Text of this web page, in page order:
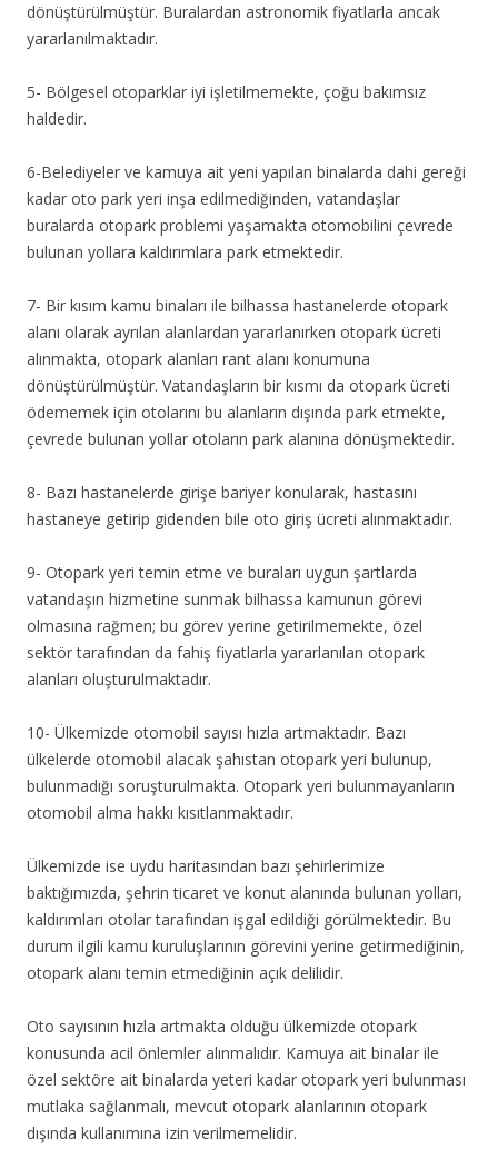
dönüştürülmüştür. Buralardan astronomik fiyatlarla ancak
yararlanılmaktadır.
5- Bölgesel otoparklar iyi işletilmemekte, çoğu bakımsız
haldedir.
6-Belediyeler ve kamuya ait yeni yapılan binalarda dahi gereği
kadar oto park yeri inşa edilmediğinden, vatandaşlar
buralarda otopark problemi yaşamakta otomobilini çevrede
bulunan yollara kaldırımlara park etmektedir.
7- Bir kısım kamu binaları ile bilhassa hastanelerde otopark
alanı olarak ayrılan alanlardan yararlanırken otopark ücreti
alınmakta, otopark alanları rant alanı konumuna
dönüştürülmüştür. Vatandaşların bir kısmı da otopark ücreti
ödememek için otolarını bu alanların dışında park etmekte,
çevrede bulunan yollar otoların park alanına dönüşmektedir.
8- Bazı hastanelerde girişe bariyer konularak, hastasını
hastaneye getirip gidenden bile oto giriş ücreti alınmaktadır.
9- Otopark yeri temin etme ve buraları uygun şartlarda
vatandaşın hizmetine sunmak bilhassa kamunun görevi
olmasına rağmen; bu görev yerine getirilmemekte, özel
sektör tarafından da fahiş fiyatlarla yararlanılan otopark
alanları oluşturulmaktadır.
10- Ülkemizde otomobil sayısı hızla artmaktadır. Bazı
ülkelerde otomobil alacak şahıstan otopark yeri bulunup,
bulunmadığı soruşturulmakta. Otopark yeri bulunmayanların
otomobil alma hakkı kısıtlanmaktadır.
Ülkemizde ise uydu haritasından bazı şehirlerimize
baktığımızda, şehrin ticaret ve konut alanında bulunan yolları,
kaldırımları otolar tarafından işgal edildiği görülmektedir. Bu
durum ilgili kamu kuruluşlarının görevini yerine getirmediğinin,
otopark alanı temin etmediğinin açık delilidir.
Oto sayısının hızla artmakta olduğu ülkemizde otopark
konusunda acil önlemler alınmalıdır. Kamuya ait binalar ile
özel sektöre ait binalarda yeteri kadar otopark yeri bulunması
mutlaka sağlanmalı, mevcut otopark alanlarının otopark
dışında kullanımına izin verilmemelidir.